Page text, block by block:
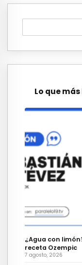
Lo que más
¿Agua con
receta Ozempic
7 agosto, 2026